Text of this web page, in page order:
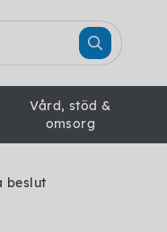
Vård, stöd &
omsorg
beslut